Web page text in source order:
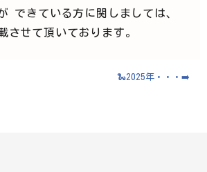
できている方に関しましては、
させて頂いております。
🐍2025年・・・➡️